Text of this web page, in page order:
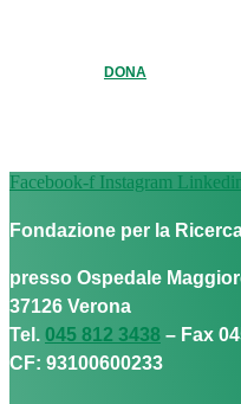
DONA
Facebook-f Instagram
Fondazione per la
presso Ospedale
37126 Verona
Tel. 045 812 3438 – Fax
CF: 93100600233